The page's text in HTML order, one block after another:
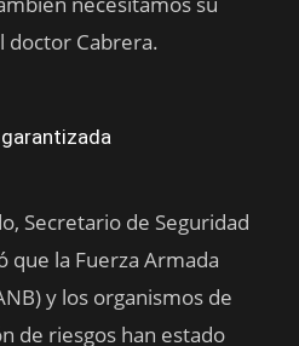
doctor Cabrera.
Secretario de Seguridad
que la Fuerza Armada
y los organismos de
de riesgos han estado